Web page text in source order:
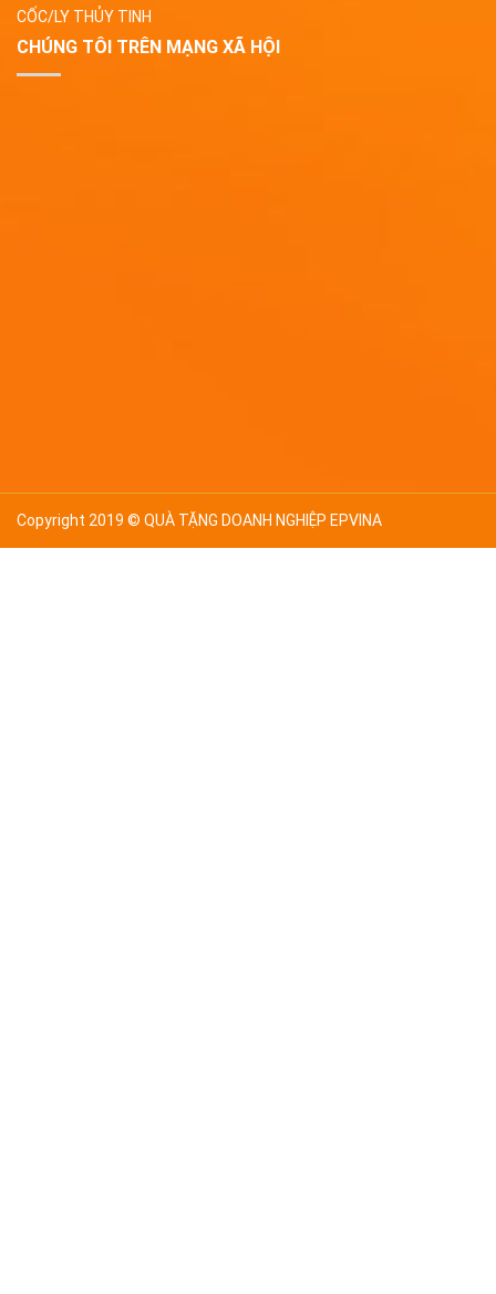
CỐC/LY THỦY TINH
CHÚNG TÔI TRÊN MẠNG XÃ HỘI
Copyright 2019 © QUÀ TẶNG DOANH NGHIỆP EPVINA